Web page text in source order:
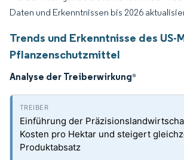
Daten und Erkenntnissen bis 2026
Trends und Erkenntnisse des US-
Pflanzenschutzmittel
Analyse der Treiberwirkung*
Einführung der
Kosten pro Hektar und steigert
Produktabsatz